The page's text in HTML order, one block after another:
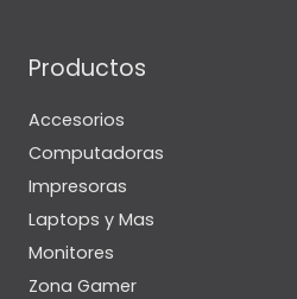
Productos
Accesorios
Computadoras
Impresoras
Laptops y Mas
Monitores
Zona Gamer